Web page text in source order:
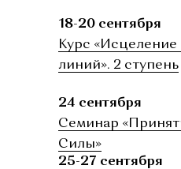
24 сентября
Семинар
Силы»
18-20 сентября
Курс
линий». 2 ступень
25-27 сентября